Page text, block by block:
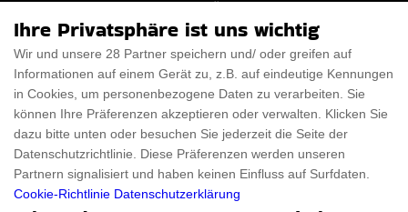
Für Haustiere
ThanksGiving
Rabattcode
Trendiger Rabattcode
Black Friday
Ein Produkt einreichen Datenschutz­erklärung
Ihre Privatsphäre ist uns wichtig
Wir und unsere 28 Partner speichern und/ oder greifen auf
Informationen auf einem Gerät zu, z.B. auf eindeutige Kennungen
in Cookies, um personenbezogene Daten zu verarbeiten. Sie
können Ihre Präferenzen akzeptieren oder verwalten. Klicken Sie
dazu bitte unten oder besuchen Sie jederzeit die Seite der
Datenschutzrichtlinie. Diese Präferenzen werden unseren
Partnern signalisiert und haben keinen Einfluss auf Surfdaten.
Cookie-Richtlinie Datenschutzerklärung